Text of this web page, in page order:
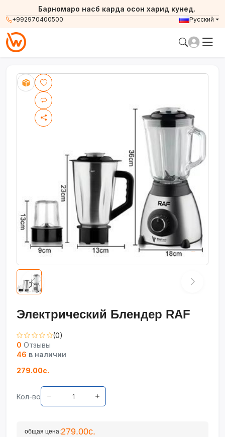
+992970400500
Барномаро насб карда осон харид кунед.
Русский
Электрический Блендер RAF
(0)
0 Отзывы
46 в наличии
279.00с.
Кол-во
общая цена:279.00с.